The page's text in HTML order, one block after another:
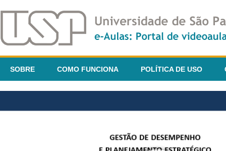
SOBRE COMO FUNCIONA POLÍTICA DE USO